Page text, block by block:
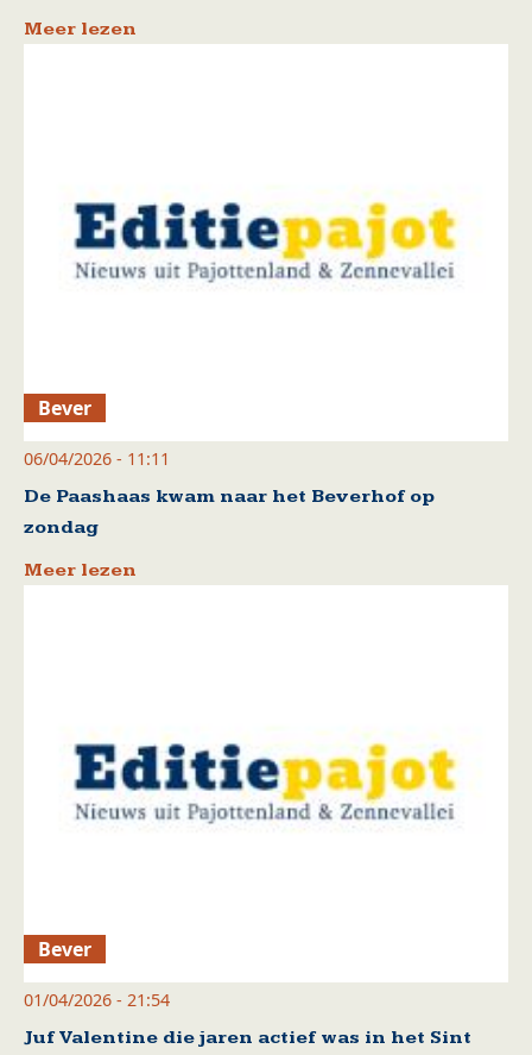
Meer lezen
Bever
06/04/2026 - 11:11
De Paashaas kwam naar het Beverhof op
zondag
Meer lezen
Bever
01/04/2026 - 21:54
Juf Valentine die jaren actief was in het Sint